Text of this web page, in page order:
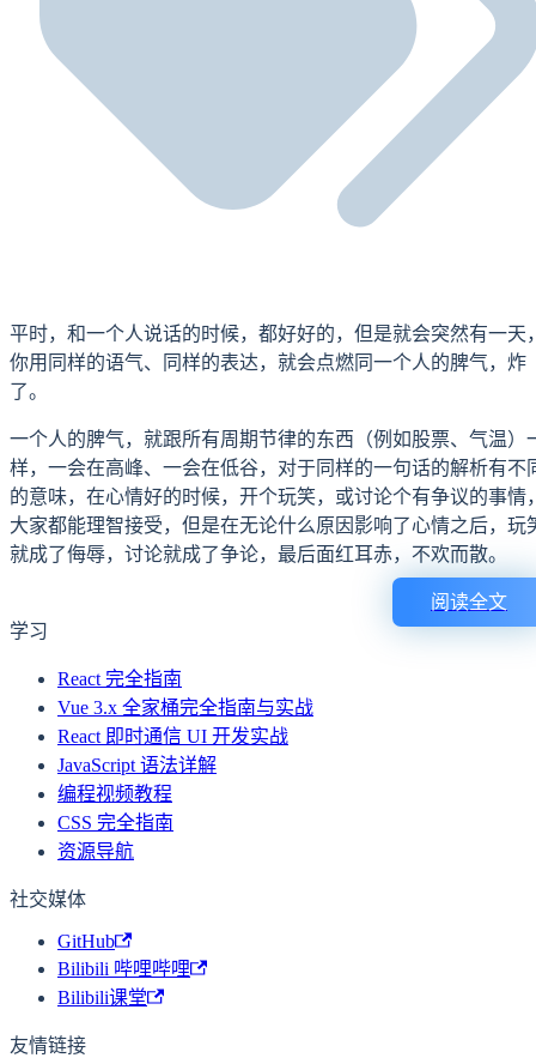
平时，和一个人说话的时候，都好好的，但是就会突然有一天
你用同样的语气、同样的表达，就会点燃同一个人的脾气，炸
了。
一个人的脾气，就跟所有周期节律的东西（例如股票、气温）
样，一会在高峰、一会在低谷，对于同样的一句话的解析有不
的意味，在心情好的时候，开个玩笑，或讨论个有争议的事情
大家都能理智接受，但是在无论什么原因影响了心情之后，玩
就成了侮辱，讨论就成了争论，最后面红耳赤，不欢而散。
阅读全文
学习
React 完全指南
Vue 3.x 全家桶完全指南与实战
React 即时通信 UI 开发实战
JavaScript 语法详解
编程视频教程
CSS 完全指南
资源导航
社交媒体
GitHub
Bilibili 哔哩哔哩
Bilibili课堂
友情链接